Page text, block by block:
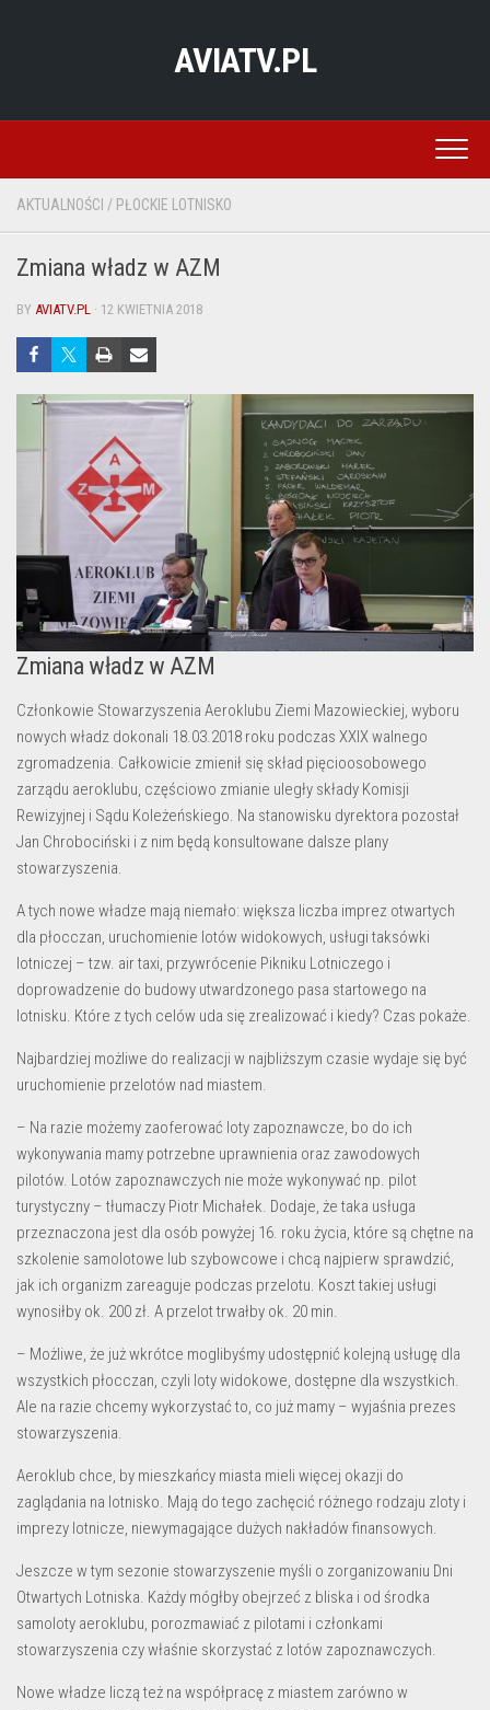
AVIATV.PL
AKTUALNOŚCI / PŁOCKIE LOTNISKO
Zmiana władz w AZM
BY AVIATV.PL · 12 KWIETNIA 2018
Zmiana władz w AZM
Członkowie Stowarzyszenia Aeroklubu Ziemi Mazowieckiej, wyboru
nowych władz dokonali 18.03.2018 roku podczas XXIX walnego
zgromadzenia. Całkowicie zmienił się skład pięcioosobowego
zarządu aeroklubu, częściowo zmianie uległy składy Komisji
Rewizyjnej i Sądu Koleżeńskiego. Na stanowisku dyrektora pozostał
Jan Chrobociński i z nim będą konsultowane dalsze plany
stowarzyszenia.
A tych nowe władze mają niemało: większa liczba imprez otwartych
dla płocczan, uruchomienie lotów widokowych, usługi taksówki
lotniczej – tzw. air taxi, przywrócenie Pikniku Lotniczego i
doprowadzenie do budowy utwardzonego pasa startowego na
lotnisku. Które z tych celów uda się zrealizować i kiedy? Czas pokaże.
Najbardziej możliwe do realizacji w najbliższym czasie wydaje się być
uruchomienie przelotów nad miastem.
– Na razie możemy zaoferować loty zapoznawcze, bo do ich
wykonywania mamy potrzebne uprawnienia oraz zawodowych
pilotów. Lotów zapoznawczych nie może wykonywać np. pilot
turystyczny – tłumaczy Piotr Michałek. Dodaje, że taka usługa
przeznaczona jest dla osób powyżej 16. roku życia, które są chętne na
szkolenie samolotowe lub szybowcowe i chcą najpierw sprawdzić,
jak ich organizm zareaguje podczas przelotu. Koszt takiej usługi
wynosiłby ok. 200 zł. A przelot trwałby ok. 20 min.
– Możliwe, że już wkrótce moglibyśmy udostępnić kolejną usługę dla
wszystkich płocczan, czyli loty widokowe, dostępne dla wszystkich.
Ale na razie chcemy wykorzystać to, co już mamy – wyjaśnia prezes
stowarzyszenia.
Aeroklub chce, by mieszkańcy miasta mieli więcej okazji do
zaglądania na lotnisko. Mają do tego zachęcić różnego rodzaju zloty i
imprezy lotnicze, niewymagające dużych nakładów finansowych.
Jeszcze w tym sezonie stowarzyszenie myśli o zorganizowaniu Dni
Otwartych Lotniska. Każdy mógłby obejrzeć z bliska i od środka
samoloty aeroklubu, porozmawiać z pilotami i członkami
stowarzyszenia czy właśnie skorzystać z lotów zapoznawczych.
Nowe władze liczą też na współpracę z miastem zarówno w